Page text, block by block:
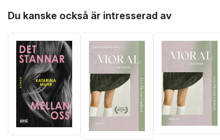
Du kanske också är intresserad av